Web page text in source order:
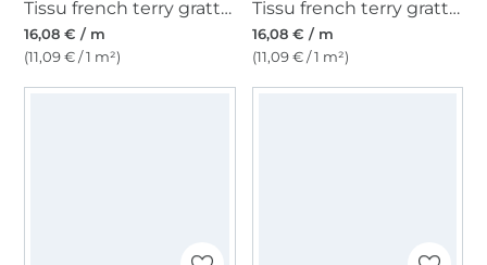
Tissu french terry gratté Little Hearts, baie
16,08 € / m
(11,09 € / 1 m²)
Tissu french terry gratté Colour Stripes, pourpre
16,08 € / m
(11,09 € / 1 m²)